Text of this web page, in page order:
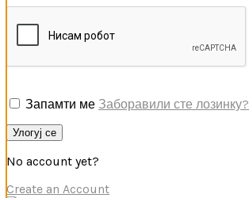
Запамти ме Заборавили сте лозинку?
Улогуј се
No account yet?
Create an Account